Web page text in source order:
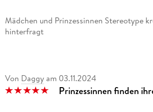
Mädchen und Prinzessinnen Stereotype
hinterfragt
Von Daggy am 03.11.2024
Prinzessinnen finden